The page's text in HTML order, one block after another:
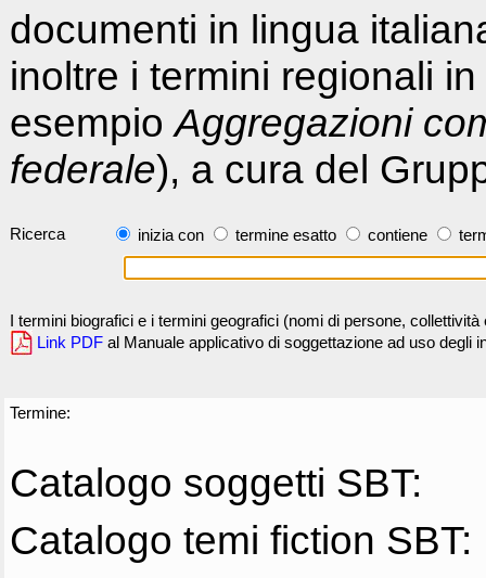
documenti in lingua
inoltre i termini regionali
esempioAggregazioni
federale), a cura del
Ricerca inizia con termine esatto contiene
I termini biografici e i termini geografici (nomi di persone,
Link PDF al Manuale applicativo di soggettazione ad uso degli
Termine:
Catalogo soggetti SBT:
Catalogo temi fiction SBT: